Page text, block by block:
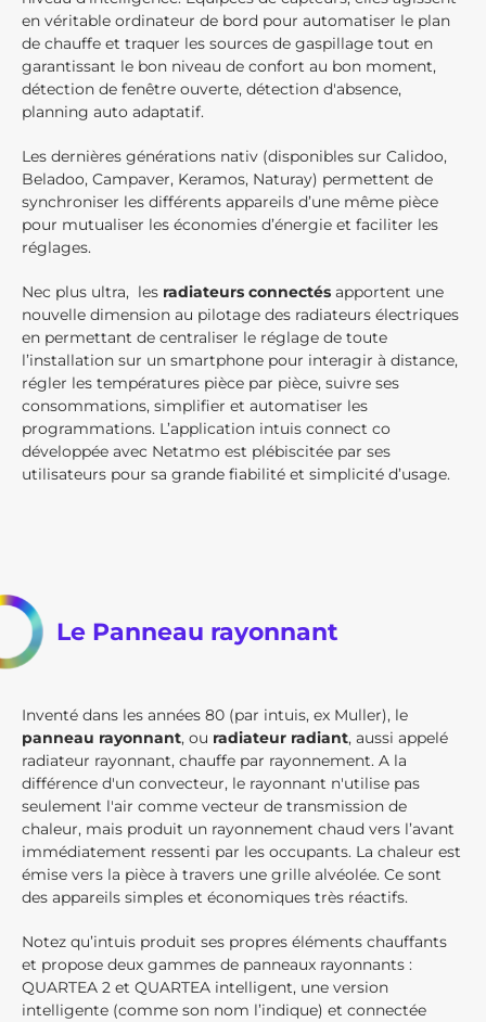
en véritable ordinateur de bord pour automatiser le plan
de chauffe et traquer les sources de gaspillage tout en
garantissant le bon niveau de confort au bon moment,
détection de fenêtre ouverte, détection d'absence,
planning auto adaptatif.
Les dernières générations nativ (disponibles sur Calidoo,
Beladoo, Campaver, Keramos, Naturay) permettent de
synchroniser les différents appareils d’une même pièce
pour mutualiser les économies d’énergie et faciliter les
réglages.
Nec plus ultra, les radiateurs connectés apportent une
nouvelle dimension au pilotage des radiateurs électriques
en permettant de centraliser le réglage de toute
l’installation sur un smartphone pour interagir à distance,
régler les températures pièce par pièce, suivre ses
consommations, simplifier et automatiser les
programmations. L’application intuis connect co
développée avec Netatmo est plébiscitée par ses
utilisateurs pour sa grande fiabilité et simplicité d’usage.
Le Panneau rayonnant
Inventé dans les années 80 (par intuis, ex Muller), le
panneau rayonnant, ou radiateur radiant, aussi appelé
radiateur rayonnant, chauffe par rayonnement. A la
différence d'un convecteur, le rayonnant n'utilise pas
seulement l'air comme vecteur de transmission de
chaleur, mais produit un rayonnement chaud vers l’avant
immédiatement ressenti par les occupants. La chaleur est
émise vers la pièce à travers une grille alvéolée. Ce sont
des appareils simples et économiques très réactifs.
Notez qu’intuis produit ses propres éléments chauffants
et propose deux gammes de panneaux rayonnants :
QUARTEA 2 et QUARTEA intelligent, une version
intelligente (comme son nom l’indique) et connectée